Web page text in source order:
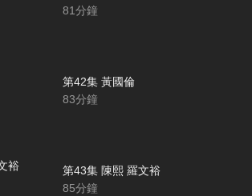
81分鐘
第42集 黃國倫
83分鐘
第43集 陳熙 羅文裕
85分鐘